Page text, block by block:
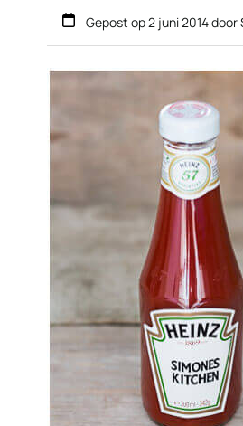
Gepost op2 juni 2014door